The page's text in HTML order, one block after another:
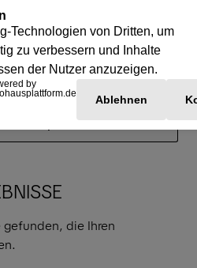
anpassen
gefunden, die Ihren